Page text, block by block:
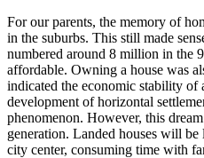
For our parents, the memory of
in the suburbs. This still made
numbered around 8 million in the
affordable. Owning a house was
indicated the economic stability of
development of horizontal
phenomenon. However, this
generation. Landed houses will
city center, consuming time with